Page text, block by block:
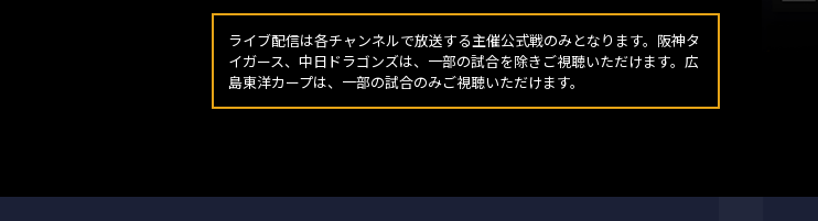
ライブ配信は各チャンネルで放送する主催公式戦のみとなります。阪神タ
イガース、中日ドラゴンズは、一部の試合を除きご視聴いただけます。広
島東洋カープは、一部の試合のみご視聴いただけます。